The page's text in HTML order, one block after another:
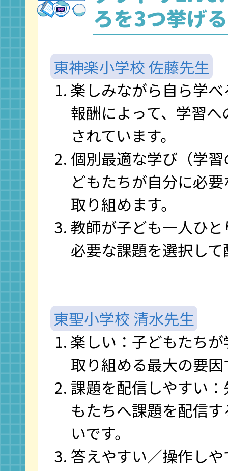
ろを3つ挙げ
東神楽小学校 佐藤先生
楽しみながら自ら学
報酬によって、学習
されています。
個別最適な学び（学
どもたちが自分に必
取り組めます。
教師が子ども一人ひ
必要な課題を選択し
東聖小学校 清水先生
楽しい：子どもたち
取り組める最大の要因
課題を配信しやすい
もたちへ課題を配信
いです。
答えやすい／操作し